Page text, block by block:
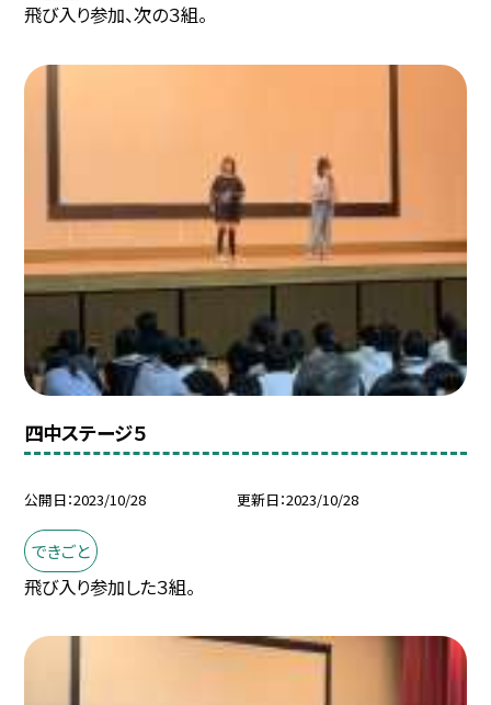
飛び入り参加、次の３組。
四中ステージ５
公開日 2023/10/28 更新日 2023/10/28
できごと
飛び入り参加した３組。